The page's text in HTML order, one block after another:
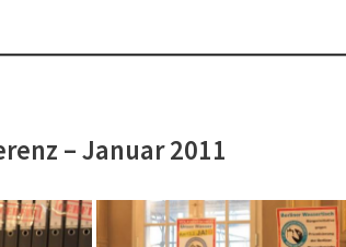
– Januar 2011